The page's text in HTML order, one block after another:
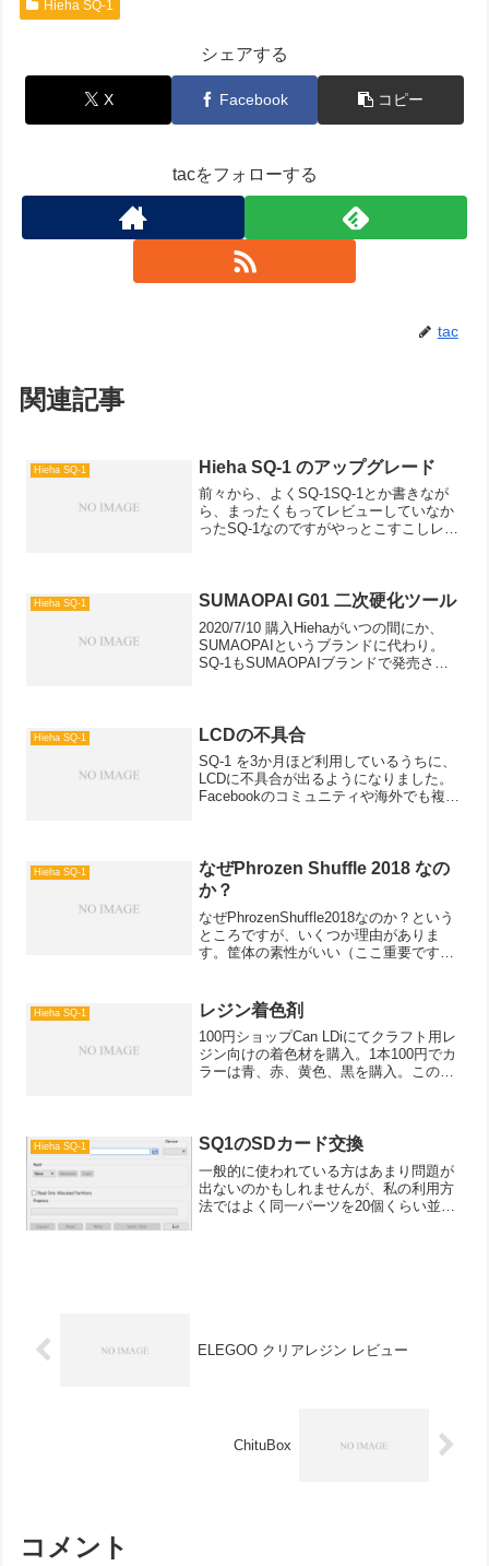
Hieha SQ-1
シェアする
X Facebook コピー
tacをフォローする
tac
関連記事
Hieha SQ-1 Hieha SQ-1 のアップグレード
前々から、よくSQ-1SQ-1とか書きなが
ら、まったくもってレビューしていなか
ったSQ-1なのですがやっとこすこしレビ
したS...
Hieha SQ-1 SUMAOPAI G01 二次硬化ツール
2020/7/10 購入Hiehaがいつの間にか、
SUMAOPAIというブランドに代わり。
SQ-1もSUMAOPAIブランドで発売され
Hieha SQ-1 LCDの不具合
SQ-1 を3か月ほど利用しているうちに、
LCDに不具合が出るようになりました。
Facebookのコミュニティや海外でも複数
う現象...
Hieha SQ-1
なぜPhrozen Shuffle 2018 なの
か？
なぜPhrozenShuffle2018なのか？という
ところですが、いくつか理由がありま
す。筐体の素性がいい（ここ重要です
廃番になりそう（現状も自分でバックラ
イトを...
Hieha SQ-1 レジン着色剤
100円ショップCan LDiにてクラフト用レ
ジン向けの着色材を購入。1本100円でカ
ラーは青、赤、黄色、黒を購入。この順
ーく説明...
Hieha SQ-1 SQ1のSDカード交換
一般的に使われている方はあまり問題が
出ないのかもしれませんが、私の利用方
法ではよく同一パーツを20個くらい並べ
ELEGOO クリアレジン レビュー
ChituBox
コメント